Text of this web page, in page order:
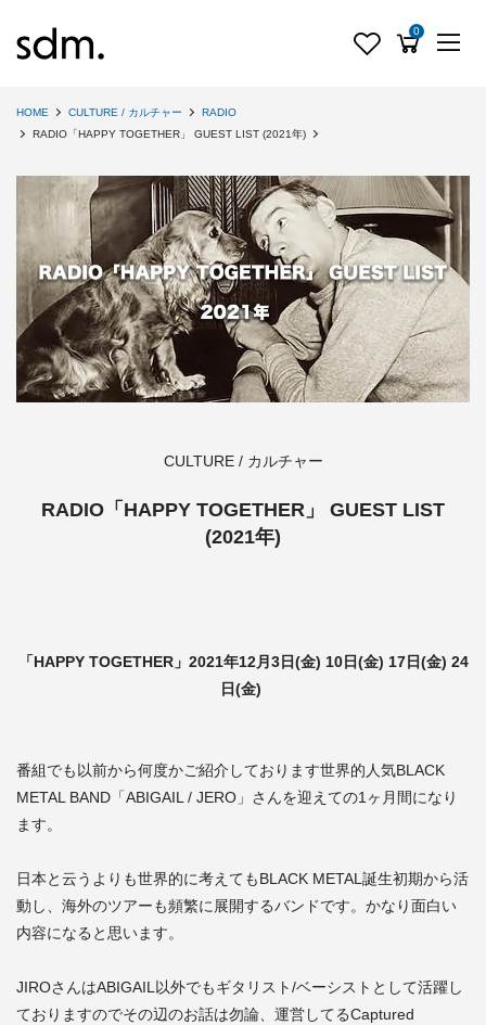
0
HOME CULTURE / カルチャー
RADIO
RADIO「HAPPY TOGETHER」 GUEST LIST (2021年)
CULTURE / カルチャー
RADIO「HAPPY TOGETHER」 GUEST LIST
(2021年)
「HAPPY TOGETHER」2021年12月3日(金) 10日(金) 17日(金) 24
日(金)
番組でも以前から何度かご紹介しております世界的人気BLACK
METAL BAND「ABIGAIL / JERO」さんを迎えての1ヶ月間になり
ます。
日本と云うよりも世界的に考えてもBLACK METAL誕生初期から活
動し、海外のツアーも頻繁に展開するバンドです。かなり面白い
内容になると思います。
JIROさんはABIGAIL以外でもギタリスト/ベーシストとして活躍し
ておりますのでその辺のお話は勿論、運営してるCaptured